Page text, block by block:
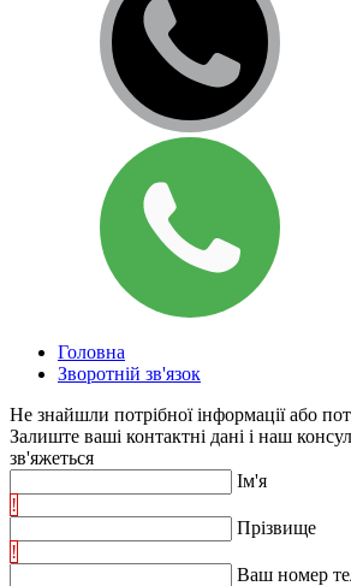
Головна
Зворотній зв'язок
Не знайшли потрібної інформації або
Залиште ваші контактні дані і наш
зв'яжеться
Ім'я
!
Прізвище
!
Ваш номер